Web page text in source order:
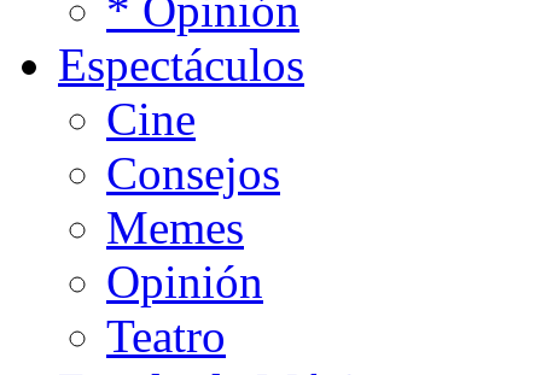
Espectáculos
Cine
Consejos
Memes
Opinión
Teatro